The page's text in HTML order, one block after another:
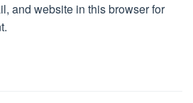
and website in this browser for